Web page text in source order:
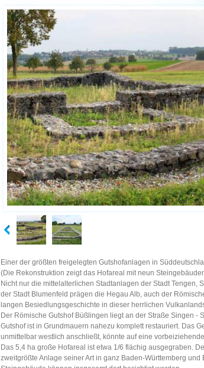
Einer der größten freigelegten Gutshofanlagen in
(Die Rekonstruktion zeigt das Hofareal mit neun
Nicht nur die mittelalterlichen Stadtanlagen der Stadt Tengen,
der Stadt Blumenfeld prägen die Hegau Alb, auch der
langen Besiedlungsgeschichte in dieser herrlichen
Der Römische Gutshof Büßlingen liegt an der Straße Singen -
Gutshof ist in Grundmauern nahezu komplett restauriert. Das
unmittelbar westlich anschließt, könnte auf eine
Das 5,4 ha große Hofareal ist etwa 1/6 flächig ausgegraben.
zweitgrößte Anlage seiner Art in ganz Baden-Württemberg und